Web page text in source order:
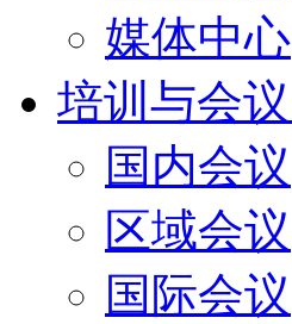
媒体中心
培训与会议
国内会议
区域会议
国际会议